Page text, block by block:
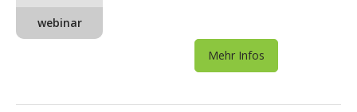
webinar
Mehr Infos